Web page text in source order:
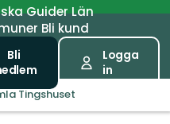
GuiderLän
Bli kund
Bli
Logga
in
Tingshuset